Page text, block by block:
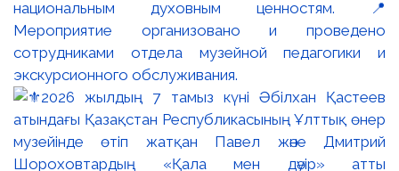
национальным духовным ценностям. 📍
Мероприятие организовано и проведено
сотрудниками отдела музейной педагогики и
экскурсионного обслуживания.